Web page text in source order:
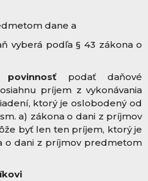
dane a
vyberá podľa § 43 zákona o
povinnosť podať daňové
príjem z vykonávania
ktorý je oslobodený od
a) zákona o dani z príjmov
byť len ten príjem, ktorý je
o dani z príjmov predmetom